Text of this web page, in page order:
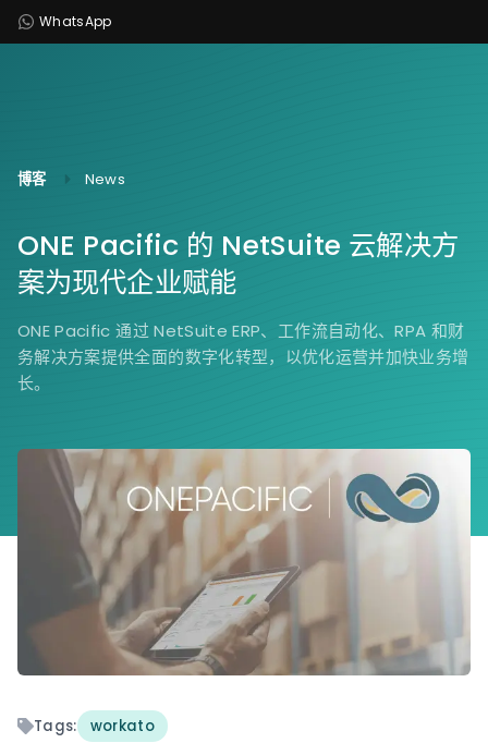
WhatsApp
博客 News
ONE Pacific 的 NetSuite 云解决方
案为现代企业赋能
ONE Pacific 通过 NetSuite ERP、工作流自动化、RPA 和财
务解决方案提供全面的数字化转型，以优化运营并加快业务增
长。
Tags: workato